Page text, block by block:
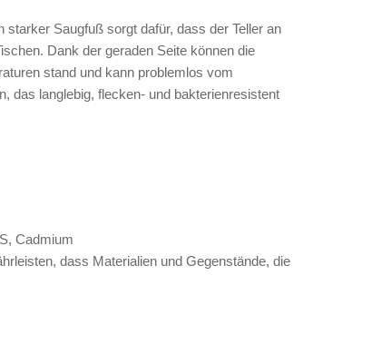
Saugfuß sorgt dafür, dass der Teller an
Dank der geraden Seite können die
stand und kann problemlos vom
das langlebig, flecken- und bakterienresistent
Cadmium
dass Materialien und Gegenstände, die